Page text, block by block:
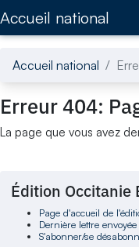
Accueil national
Accueil national
Erreur 404:
La page que vous avez
Édition Occitanie
Page d'accueil de
Dernière lettre envoyée
S'abonner/se